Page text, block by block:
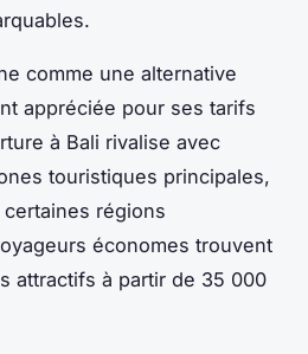
comme une alternative
appréciée pour ses tarifs
à Bali rivalise avec
touristiques principales,
régions
économes trouvent
attractifs à partir de 35 000